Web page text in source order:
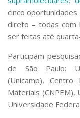
cinco
direto – todas com
ser feitas até
Participam
de São Paulo:
(Unicamp),
Materiais (CNPEM),
Universidade